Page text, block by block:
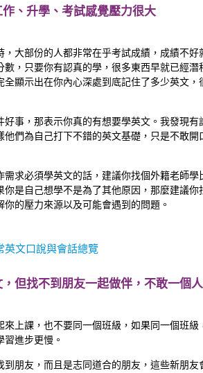
、升學、考試感覺壓力很大
，大部份的人都非常在乎考試成績，成績不
數，只要你有認真的學，很多東西早就已經
全顯示出在你內心深處到底記住了多少英文
好事，那表示你真的有想要學英文。我發現
他們為自己打下不錯的英文基礎，只是不敢
需求必須學英文的話，建議你找個外籍老師
你是自己想學不是為了其他原因，那麼建議
你的壓力來源以及可能會遇到的問題。
英文口說與會話總覽
但找不到朋友一起做伴，不敢一個
來上課，也不要同一個班級，如果同一個班
進步更慢。
到朋友，而且是志同道合的朋友，這些新朋